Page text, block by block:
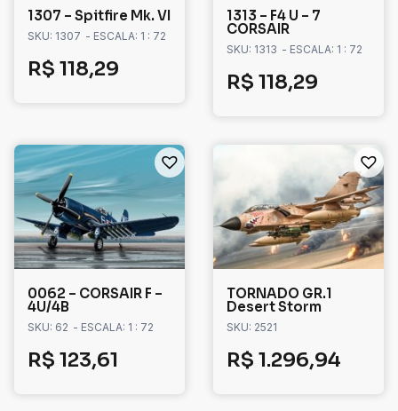
1307 – Spitfire Mk. VI
SKU: 1307 - ESCALA: 1 : 72
R$ 118,29
1313 – F4 U – 7
CORSAIR
SKU: 1313 - ESCALA: 1 : 72
R$ 118,29
0062 – CORSAIR F –
4U/4B
SKU: 62 - ESCALA: 1 : 72
R$ 123,61
TORNADO GR.1
Desert Storm
SKU: 2521
R$ 1.296,94